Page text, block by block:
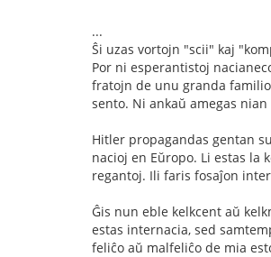
...
Ŝi uzas vortojn "scii" kaj
Por ni esperantistoj
fratojn de unu granda
sento. Ni ankaŭ amegas
Hitler propagandas gentan
nacioj en Eŭropo. Li estas la
regantoj. Ili faris fosaĵon
Ĝis nun eble kelkcent aŭ
estas internacia, sed
feliĉo aŭ malfeliĉo de mia